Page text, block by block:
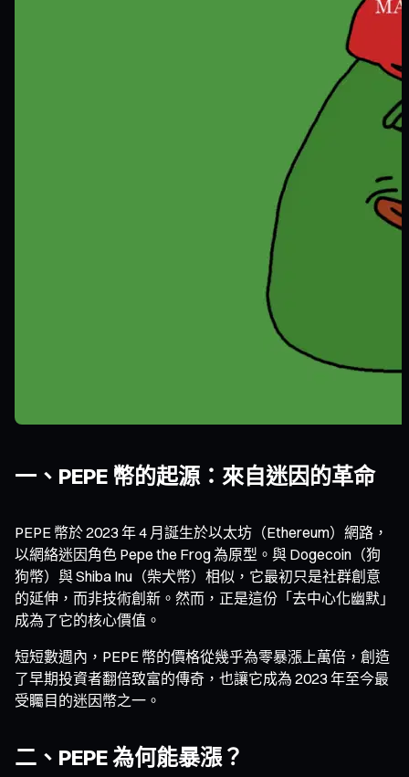
一、PEPE 幣的起源：來自迷因的革命
PEPE 幣於 2023 年 4 月誕生於以太坊（Ethereum）網路，
以網絡迷因角色 Pepe the Frog 為原型。與 Dogecoin（狗
狗幣）與 Shiba Inu（柴犬幣）相似，它最初只是社群創意
的延伸，而非技術創新。然而，正是這份「去中心化幽默」
成為了它的核心價值。
短短數週內，PEPE 幣的價格從幾乎為零暴漲上萬倍，創造
了早期投資者翻倍致富的傳奇，也讓它成為 2023 年至今最
受矚目的迷因幣之一。
二、PEPE 為何能暴漲？